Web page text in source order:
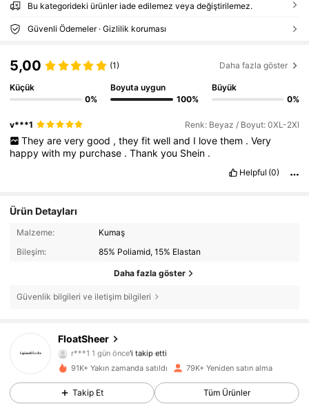
Bu kategorideki ürünler iade edilemez veya değiştirilemez.
Güvenli Ödemeler · Gizlilik koruması
5,00 (1) Daha fazla göster
Küçük
0%
Boyuta uygun
100%
Büyük
0%
v***1 Renk: Beyaz / Boyut: 0XL-2Xl
They are very good , they fit well and I love them . Very
happywith my purchase .Thankyou Shein .
Helpful (0)
Ürün Detayları
Malzeme:
Kumaş
Bileşim:
85% Poliamid, 15% Elastan
Daha fazla göster
Güvenlik bilgileri ve iletişim bilgileri
FloatSheer
4,76
6K Takipçiler
r***1 1 gün önce'i takip etti
4,76 6K Takipçiler
91K+ Yakın zamanda satıldı 79K+ Yeniden satın alma
Takip Et Tüm Ürünler